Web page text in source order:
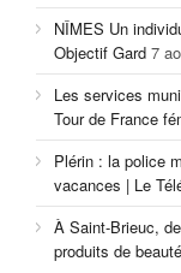
NÎMES Un
Objectif Gard 7
Les services
Tour de France
Plérin : la police
vacances | Le
À Saint-Brieuc,
produits de beauté